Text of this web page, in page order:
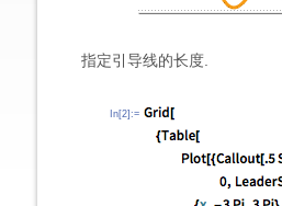
指定引导线的长度.
In[2]:=